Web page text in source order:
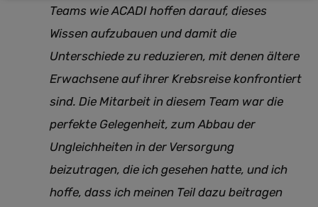
Teams wie ACADI hoffen darauf, dieses
Wissen aufzubauen und damit die
Unterschiede zu reduzieren, mit denen ältere
Erwachsene auf ihrer Krebsreise konfrontiert
sind. Die Mitarbeit in diesem Team war die
perfekte Gelegenheit, zum Abbau der
Ungleichheiten in der Versorgung
beizutragen, die ich gesehen hatte, und ich
hoffe, dass ich meinen Teil dazu beitragen